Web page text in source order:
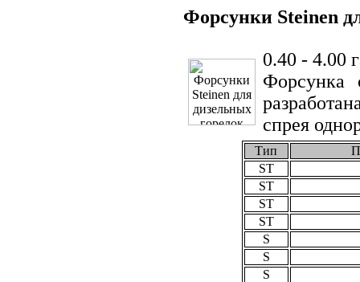
Форсунки Steinen
0.40 - 4.00
Форсунка
спрея
Тип
ST
ST
ST
ST
S
S
S